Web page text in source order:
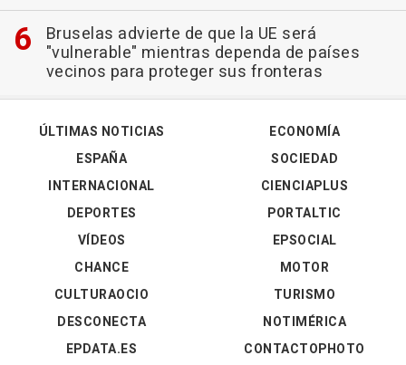
Bruselas advierte de que la UE será
"vulnerable" mientras dependa de países
vecinos para proteger sus fronteras
ÚLTIMAS NOTICIAS
ESPAÑA
INTERNACIONAL
DEPORTES
VÍDEOS
ECONOMÍA
SOCIEDAD
CIENCIAPLUS
PORTALTIC
EPSOCIAL
CHANCE
CULTURAOCIO
DESCONECTA
EPDATA.ES
MOTOR
TURISMO
NOTIMÉRICA
CONTACTOPHOTO